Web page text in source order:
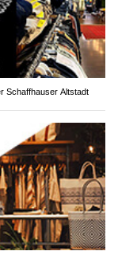
Schaffhauser Altstadt